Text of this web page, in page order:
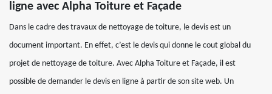
ligne avec Alpha Toiture et Façade
Dans le cadre des travaux de nettoyage de toiture, le devis est un
document important. En effet, c’est le devis qui donne le cout global du
projet de nettoyage de toiture. Avec Alpha Toiture et Façade, il est
possible de demander le devis en ligne à partir de son site web. Un